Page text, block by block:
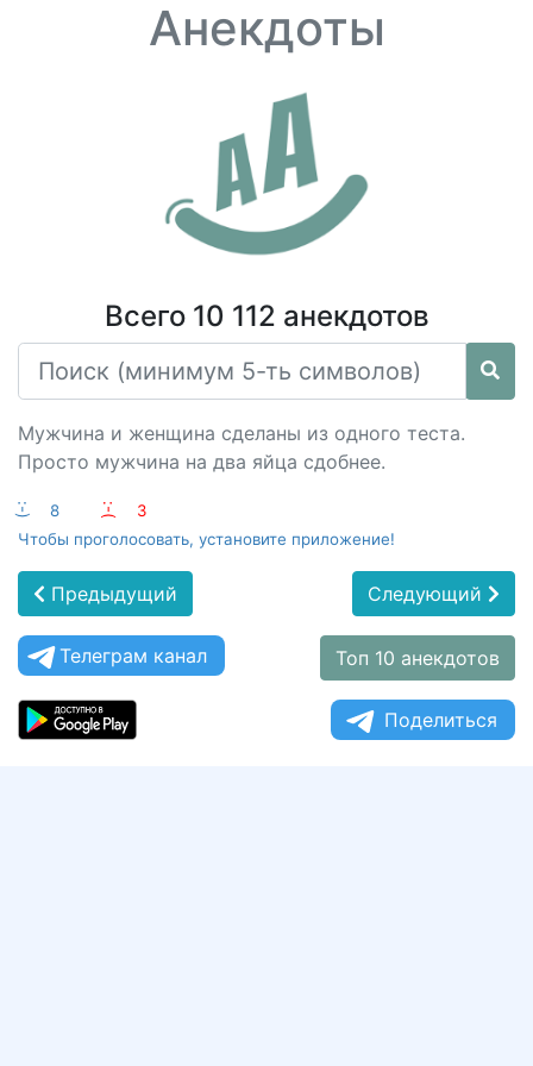
Анекдоты
Всего 10 112 анекдотов
Мужчина и женщина сделаны из одного теста.
Просто мужчина на два яйца сдобнее.
:-) 8 :-(
3
Чтобы проголосовать, установите приложение!
Предыдущий Следующий
Телеграм канал Топ 10 анекдотов
Поделиться